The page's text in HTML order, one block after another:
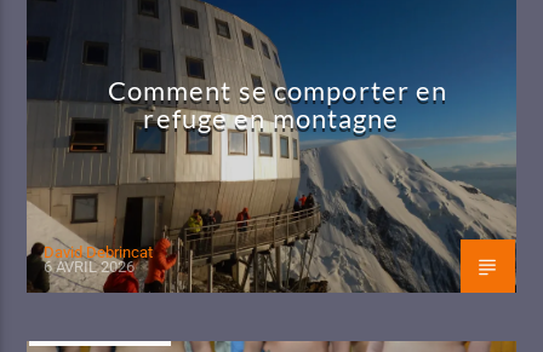
Comment se comporter en
refuge en montagne
David Debrincat
6 AVRIL 2026